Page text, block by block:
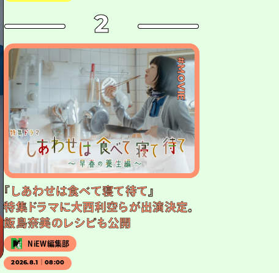
2
#MOVIE
『しあわせは食べて寝て待て』
特集ドラマに大西利空らが出演決定。
飯島奈美のレシピも公開
NiEW編集部
2026.8.1｜08:00